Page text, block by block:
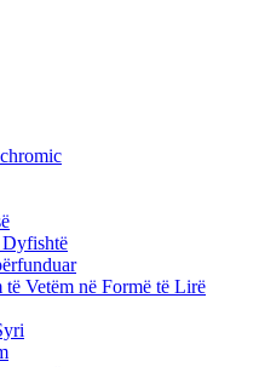
Vetëm në Formë të Lirë